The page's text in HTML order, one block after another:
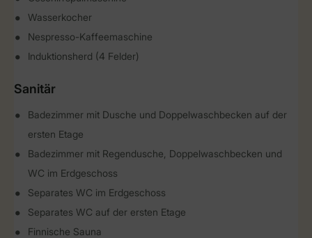
Wasserkocher
Nespresso-Kaffeemaschine
Induktionsherd (4 Felder)
Sanitär
Badezimmer mit Dusche und Doppelwaschbecken auf der
ersten Etage
Badezimmer mit Regendusche, Doppelwaschbecken und
WC im Erdgeschoss
Separates WC im Erdgeschoss
Separates WC auf der ersten Etage
Finnische Sauna